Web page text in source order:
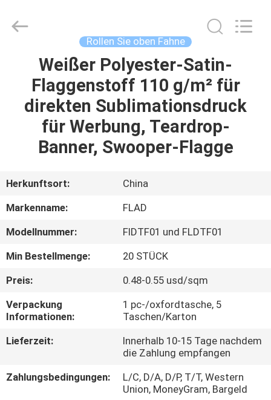
HAUSE
PRODUKTE
UNS
QUALITÄTSKONTROLLE
KONTAKT
MIT
UNS
BITTE UM
Material
Co.,Ltd.
Rollen Sie oben Fahne
Weißer Polyester-Satin-
Flaggenstoff 110 g/m² für
direkten Sublimationsdruck
für Werbung, Teardrop-
Banner, Swooper-Flagge
Herkunftsort:
China
Markenname:
FLAD
Modellnummer:
FlDTF01 und FLDTF01
Min Bestellmenge:
20 STÜCK
Preis:
0.48-0.55 usd/sqm
Verpackung
Informationen:
1 pc-/oxfordtasche, 5
Taschen/Karton
Lieferzeit:
Innerhalb 10-15 Tage nachdem
die Zahlung empfangen
Zahlungsbedingungen:
L/C, D/A, D/P, T/T, Western
Union, MoneyGram, Bargeld